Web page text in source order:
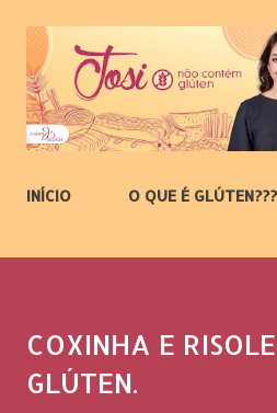
Pular para o
INÍCIO O QUE É GLÚTEN???
COXINHA E
GLÚTEN.